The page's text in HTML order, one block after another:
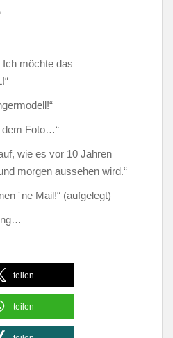
möchte das
dem Foto…“
wie es vor 10 Jahren
morgen aussehen wird.“
´ne Mail!“ (aufgelegt)
teilen
teilen